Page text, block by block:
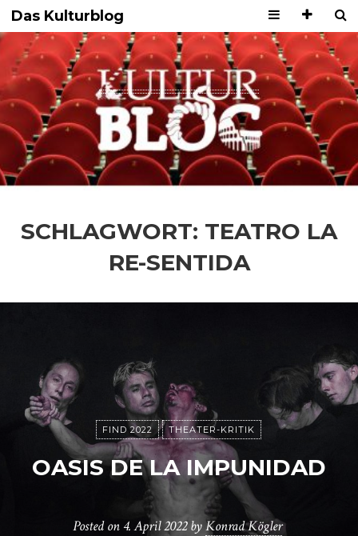
Das Kulturblog
SCHLAGWORT: TEATRO LA
RE-SENTIDA
FIND 2022 THEATER-KRITIK
OASIS DE LA IMPUNIDAD
Posted on 4. April 2022 byKonrad Kögler